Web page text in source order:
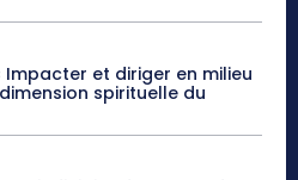
Impacter et diriger en milieu
spirituelle du